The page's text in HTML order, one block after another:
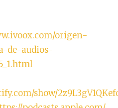
origen-
de-audios-
show/